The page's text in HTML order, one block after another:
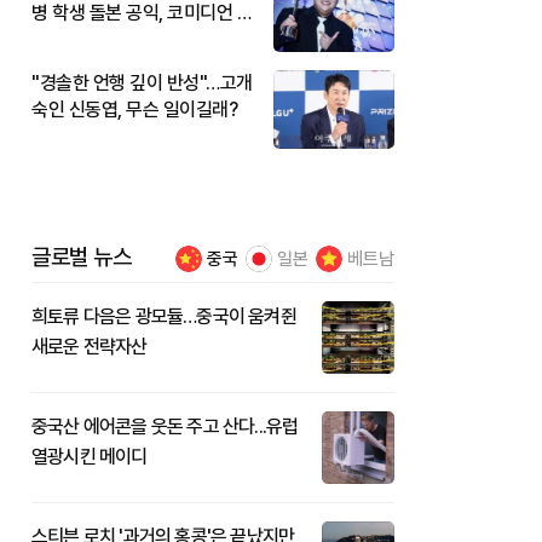
병 학생 돌본 공익, 코미디언 김
"경솔한 언행 깊이 반성"…고개
숙인 신동엽, 무슨 일이길래?
글로벌 뉴스 중국 일본 베트남
희토류 다음은 광모듈…중국이 움켜쥔
새로운 전략자산
중국산 에어콘을 웃돈 주고 산다...유럽
열광시킨 메이디
스티븐 로치 '과거의 홍콩'은 끝났지만